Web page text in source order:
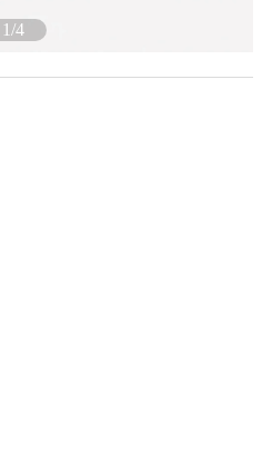
1/4